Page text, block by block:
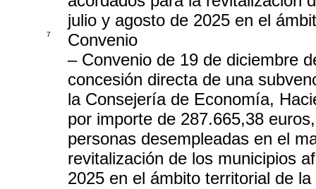
julio y agosto de 2025 en el
7
Convenio
– Convenio de 19 de diciembre
concesión directa de una
la Consejería de Economía,
por importe de 287.665,38
personas desempleadas en el
revitalización de los municipios
2025 en el ámbito territorial de